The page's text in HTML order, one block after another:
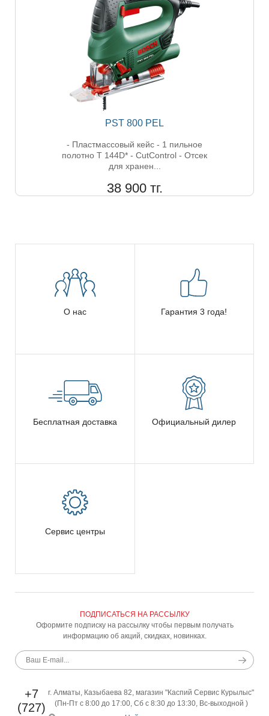
PST 800 PEL
- Пластмассовый кейс - 1 пильное
полотно T 144D* - CutControl - Отсек
для хранен...
38 900 тг.
О нас Гарантия 3 года!
Бесплатная доставка Официальный дилер
Сервис центры
ПОДПИСАТЬСЯ НА РАССЫЛКУ
Оформите подписку на рассылку чтобы первым получать
информацию об акций, скидках, новинках.
г. Алматы, Казыбаева 82, магазин "Каспий Сервис Курылыс"
(Пн-Пт с 8:00 до 17:00, Сб с 8:30 до 13:30, Вс-выходной )
+7
(727)